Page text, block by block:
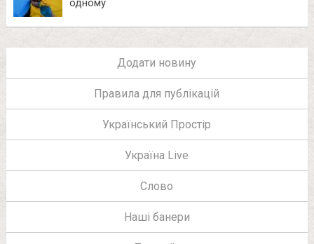
одному
Додати новину
Правила для публікацій
Український Простір
Україна Live
Слово
Наші банери